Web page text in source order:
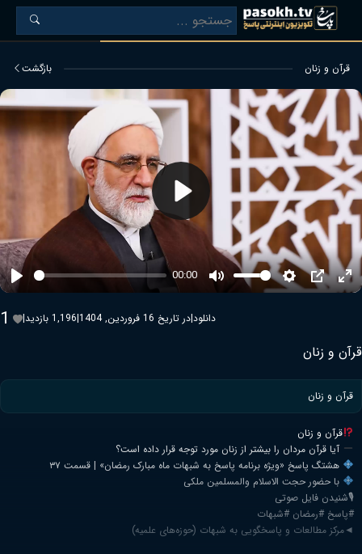
قرآن و زنان بازگشت
Play
00:00
Mute SettingsPIP
Play
1 | 1,196 بازدید| در تاریخ 16 فروردین, 1404|دانلود
قرآن و زنان
قرآن و زنان
قرآن و زنان
آیا قرآن مردان را بیشتر از زنان مورد توجه قرار داده است؟
هشتگ پاسخ «ویژه برنامه پاسخ به شبهات ماه مبارک رمضان» | قسمت ۳۷
با حضور حجت الاسلام والمسلمین ملکی
🎙شنیدن فایل صوتی
#پاسخ #رمضان #شبهات
◄مرکز مطالعات و پاسخگویی به شبهات (حوزه‌های علمیه)